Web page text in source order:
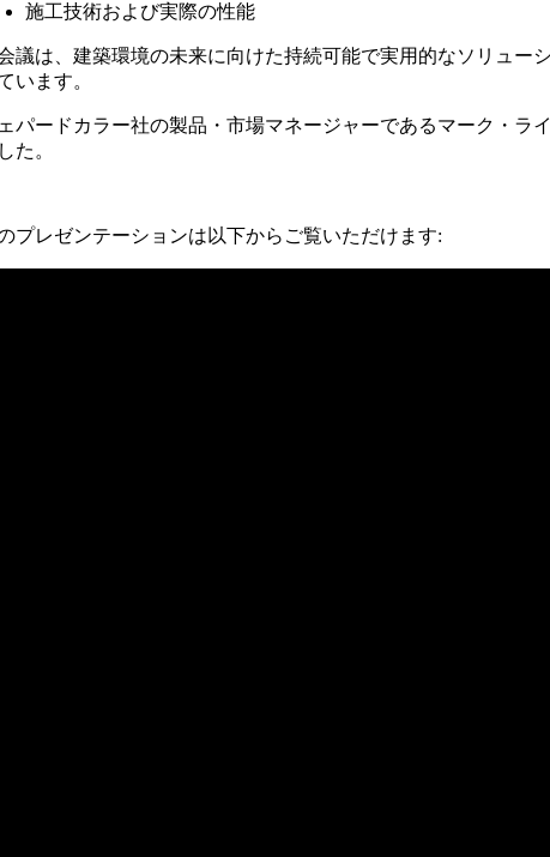
施工技術および実際の性能
議は、建築環境の未来に向けた持続可能で実用的なソリュー
います。
パードカラー社の製品・市場マネージャーであるマーク・ラ
た。
プレゼンテーションは以下からご覧いただけます: